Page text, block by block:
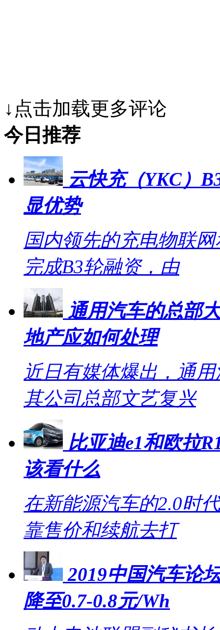
↓点击加载更多评论
今日推荐
云快充（YKC）
显优势
国内领先的充电物联
完成B3轮融资，由
通用汽车的总部
地产应如何处理
近日有媒体爆出，通
其公司总部文艺复兴
比亚迪e1和欧拉
该看什么
在新能源汽车的2.0时
靠售价和续航去打
2019中国汽车论
降至0.7-0.8元/Wh